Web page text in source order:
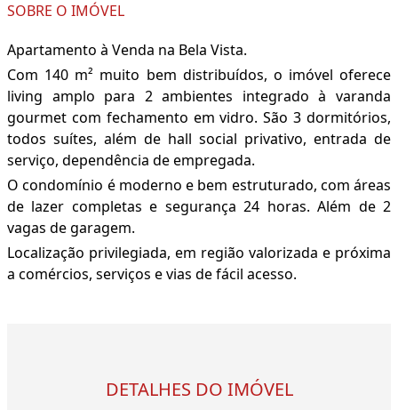
SOBRE O IMÓVEL
Apartamento à Venda na Bela Vista.
Com 140 m² muito bem distribuídos, o imóvel oferece
living amplo para 2 ambientes integrado à varanda
gourmet com fechamento em vidro. São 3 dormitórios,
todos suítes, além de hall social privativo, entrada de
serviço, dependência de empregada.
O condomínio é moderno e bem estruturado, com áreas
de lazer completas e segurança 24 horas. Além de 2
vagas de garagem.
Localização privilegiada, em região valorizada e próxima
a comércios, serviços e vias de fácil acesso.
DETALHES DO IMÓVEL